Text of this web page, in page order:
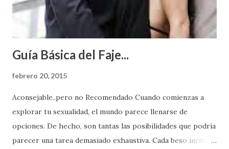
Guía Básica del Faje...
febrero 20, 2015
Aconsejable..pero no Recomendado Cuando comienzas a
explorar tu sexualidad, el mundo parece llenarse de
opciones. De hecho, son tantas las posibilidades que podría
parecer una tarea demasiado exhaustiva. Cada beso incita